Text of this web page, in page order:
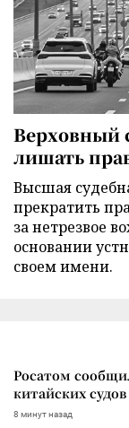
Верховный
лишать
Высшая
прекратить
за нетрезвое
основании
своем имени.
Росатом
китайских
8 минут назад